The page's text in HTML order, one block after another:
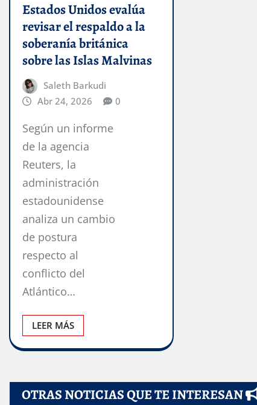
Estados Unidos evalúa
revisar el respaldo a la
soberanía británica
sobre las Islas Malvinas
Saleth Barkudi
Abr 24, 2026
0
Según un informe
de la agencia
Reuters, la
administración
estadounidense
analiza un cambio
de postura
respecto al
conflicto del
Atlántico…
LEER MÁS
OTRAS NOTICIAS QUE TE INTERESAN